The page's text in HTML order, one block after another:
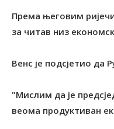
Према његовим
за читав низ
Венс је подсјетио да
"Мислим да је
веома продуктиван